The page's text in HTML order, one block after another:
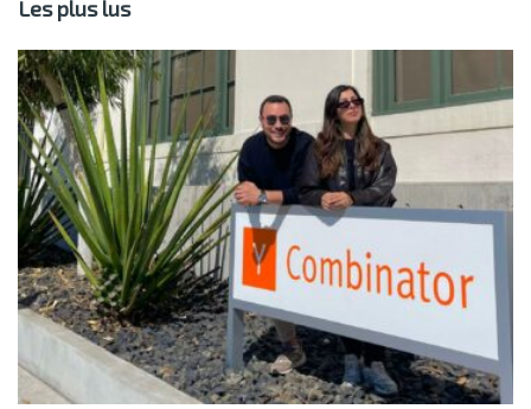
Les plus lus